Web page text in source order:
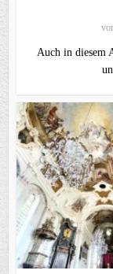
Auch in diesem